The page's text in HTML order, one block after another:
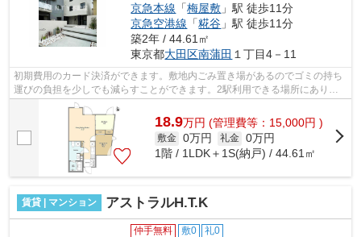
京急本線 「梅屋敷 」駅 徒歩11分
京急空港線 「糀谷 」駅 徒歩11分
築2年 / 44.61㎡
東京都大田区南蒲田 １丁目4－11
初期費用のカード決済ができます。敷地内ごみ置き場があるのでゴミの持ち
運びの負担を少しでも減らすことができます。2駅利用できる場所にあり、
行き先に合わせて使い分けができます。...
18.9万円 (管理費等：15,000円 )
敷金 0万円 礼金 0万円
1階 / 1LDK＋1S(納戸) / 44.61㎡
賃貸 | マンション アストラルH.T.K
仲手無料 敷0 礼0